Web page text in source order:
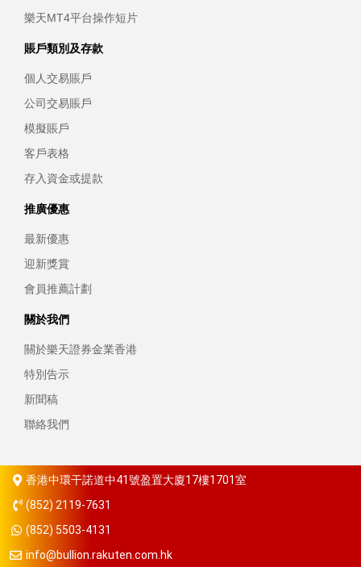
樂天MT4平台操作短片
賬戶類別及存款
個人交易賬戶
公司交易賬戶
模擬賬戶
客戶表格
存入資金或提款
推廣優惠
最新優惠
迎新獎賞
會員推薦計劃
關於我們
關於樂天證券金業香港
特別告示
新聞稿
聯絡我們
香港中環干諾道中41號盈置大廈17樓1701室
(852) 2119-7631
(852) 5503-4131
info@bullion.rakuten.com.hk